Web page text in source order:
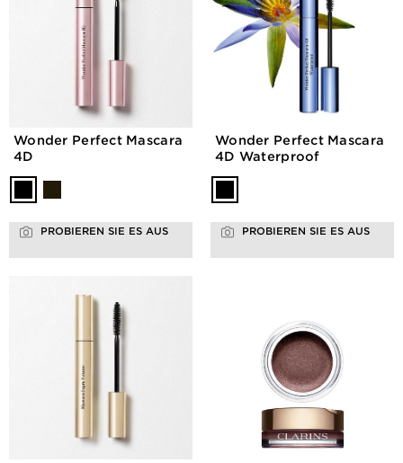
Wonder Perfect Mascara
4D
PROBIEREN SIE ES AUS
Wonder Perfect Mascara
4D Waterproof
PROBIEREN SIE ES AUS